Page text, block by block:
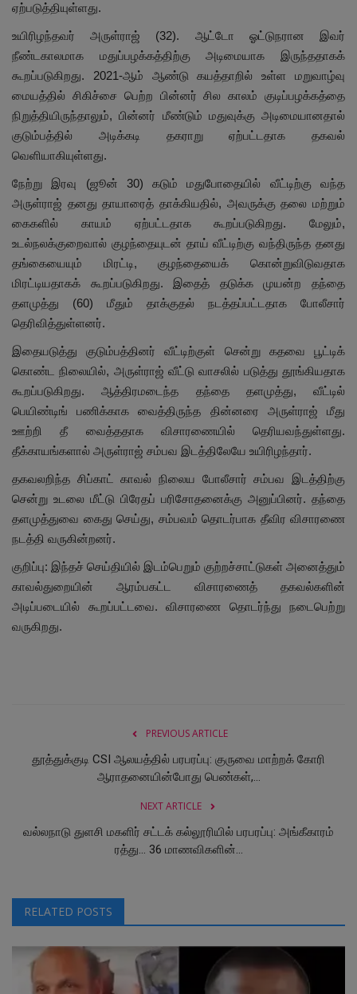
ஏற்படுத்தியுள்ளது.
உயிரிழந்தவர் அருள்ராஜ் (32). ஆட்டோ ஓட்டுநரான இவர்
நீண்டகாலமாக மதுப்பழக்கத்திற்கு அடிமையாக இருந்ததாகக்
கூறப்படுகிறது. 2021-ஆம் ஆண்டு கயத்தாறில் உள்ள மறுவாழ்வு
மையத்தில் சிகிச்சை பெற்ற பின்னர் சில காலம் குடிப்பழக்கத்தை
நிறுத்தியிருந்தாலும், பின்னர் மீண்டும் மதுவுக்கு அடிமையானதால்
குடும்பத்தில் அடிக்கடி தகராறு ஏற்பட்டதாக தகவல்
வெளியாகியுள்ளது.
நேற்று இரவு (ஜூன் 30) கடும் மதுபோதையில் வீட்டிற்கு வந்த
அருள்ராஜ் தனது தாயாரைத் தாக்கியதில், அவருக்கு தலை மற்றும்
கைகளில் காயம் ஏற்பட்டதாக கூறப்படுகிறது. மேலும்,
உடல்நலக்குறைவால் குழந்தையுடன் தாய் வீட்டிற்கு வந்திருந்த தனது
தங்கையையும் மிரட்டி, குழந்தையைக் கொன்றுவிடுவதாக
மிரட்டியதாகக் கூறப்படுகிறது. இதைத் தடுக்க முயன்ற தந்தை
தளமுத்து (60) மீதும் தாக்குதல் நடத்தப்பட்டதாக போலீசார்
தெரிவித்துள்ளனர்.
இதையடுத்து குடும்பத்தினர் வீட்டிற்குள் சென்று கதவை பூட்டிக்
கொண்ட நிலையில், அருள்ராஜ் வீட்டு வாசலில் படுத்து தூங்கியதாக
கூறப்படுகிறது. ஆத்திரமடைந்த தந்தை தளமுத்து, வீட்டில்
பெயிண்டிங் பணிக்காக வைத்திருந்த தின்னரை அருள்ராஜ் மீது
ஊற்றி தீ வைத்ததாக விசாரணையில் தெரியவந்துள்ளது.
தீக்காயங்களால் அருள்ராஜ் சம்பவ இடத்திலேயே உயிரிழந்தார்.
தகவலறிந்த சிப்காட் காவல் நிலைய போலீசார் சம்பவ இடத்திற்கு
சென்று உடலை மீட்டு பிரேதப் பரிசோதனைக்கு அனுப்பினர். தந்தை
தளமுத்துவை கைது செய்து, சம்பவம் தொடர்பாக தீவிர விசாரணை
நடத்தி வருகின்றனர்.
குறிப்பு: இந்தச் செய்தியில் இடம்பெறும் குற்றச்சாட்டுகள் அனைத்தும்
காவல்துறையின் ஆரம்பகட்ட விசாரணைத் தகவல்களின்
அடிப்படையில் கூறப்பட்டவை. விசாரணை தொடர்ந்து நடைபெற்று
வருகிறது.
PREVIOUS ARTICLE
தூத்துக்குடி CSI ஆலயத்தில் பரபரப்பு: குருவை மாற்றக் கோரி
ஆராதனையின்போது பெண்கள்,...
NEXT ARTICLE
வல்லநாடு துளசி மகளிர் சட்டக் கல்லூரியில் பரபரப்பு: அங்கீகாரம்
ரத்து... 36 மாணவிகளின்...
RELATED POSTS